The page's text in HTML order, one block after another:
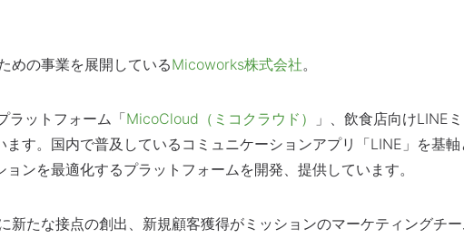
めの事業を展開しているMicoworks株式会社。
ラットフォーム「MicoCloud（ミコクラウド）
」、飲食店向けLINE
す。国内で普及しているコミュニケーションアプリ「LINE」を基軸
ンを最適化するプラットフォームを開発、提供しています。
新たな接点の創出、新規顧客獲得がミッションのマーケティングチー